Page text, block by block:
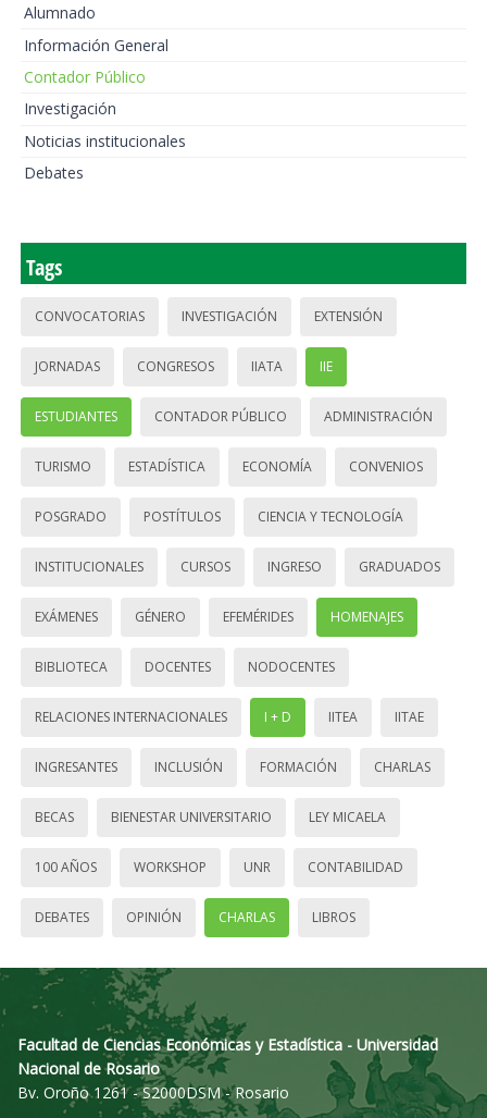
Alumnado
Información General
Contador Público
Investigación
Noticias institucionales
Debates
Tags
CONVOCATORIAS INVESTIGACIÓN EXTENSIÓN
JORNADAS CONGRESOS IIATA IIE
ESTUDIANTES CONTADOR PÚBLICO ADMINISTRACIÓN
TURISMO ESTADÍSTICA ECONOMÍA CONVENIOS
POSGRADO POSTÍTULOS CIENCIA Y TECNOLOGÍA
INSTITUCIONALES CURSOS INGRESO GRADUADOS
EXÁMENES GÉNERO EFEMÉRIDES HOMENAJES
BIBLIOTECA DOCENTES NODOCENTES
RELACIONES INTERNACIONALES I + D IITEA IITAE
INGRESANTES INCLUSIÓN FORMACIÓN CHARLAS
BECAS BIENESTAR UNIVERSITARIO LEY MICAELA
100 AÑOS WORKSHOP UNR CONTABILIDAD
DEBATES OPINIÓN CHARLAS LIBROS
Facultad de Ciencias Económicas y Estadística - Universidad
Nacional de Rosario
Bv. Oroño 1261 - S2000DSM - Rosario